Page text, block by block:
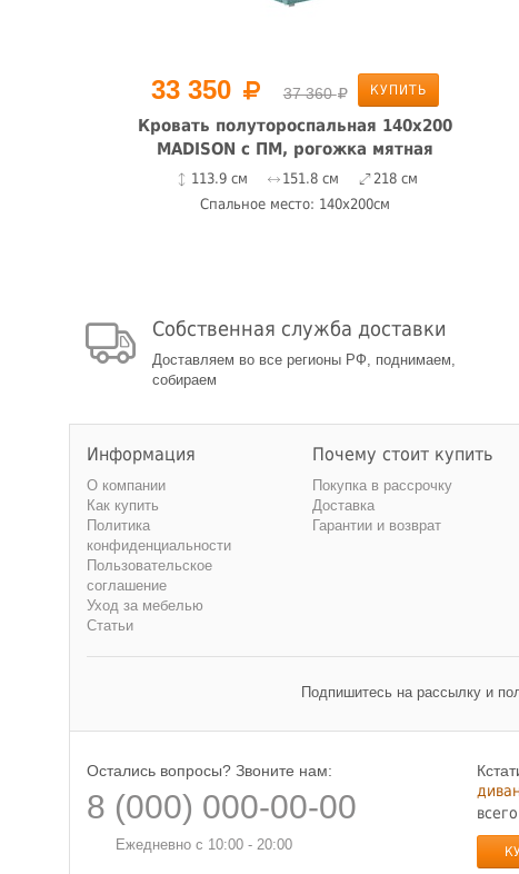
33 350 37 360 КУПИТЬ
Кровать полутороспальная 140х200
MADISON с ПМ, рогожка мятная
113.9 см 151.8 см
218 см
Спальное место: 140x200см
Собственная служба доставки
Доставляем во все регионы РФ, поднимаем,
собираем
Информация
О компании
Как купить
Политика
конфиденциальности
Пользовательское
соглашение
Уход за мебелью
Статьи
Почему стоит купить
Покупка в рассрочку
Доставка
Гарантии и возврат
Подпишитесь на рассылку и
Остались вопросы? Звоните нам:
8 (000) 000-00-00
Ежедневно с 10:00 - 20:00